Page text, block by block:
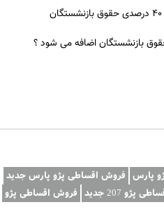
بازنشستگان اضافه می شود ؟
پارس فروش اقساطی پژو پارس جدید
پژو 207 جدید فروش اقساطی پژو